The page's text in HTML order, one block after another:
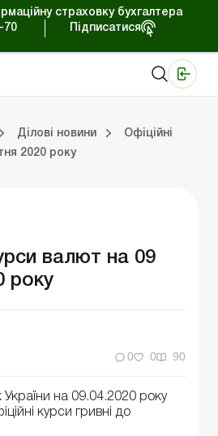
страховку бухгалтера
70
Підписатися
Ділові новини
Офіційні
2020 року
валют на 09
року
0 0 90
України на 09.04.2020 року
курси гривні до